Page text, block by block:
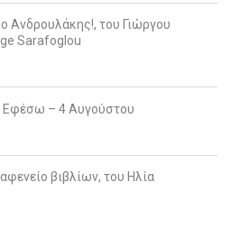
Ανδρουλάκης!, του Γιώργου
Sarafoglou
Εφέσω – 4 Αυγούστου
βιβλίων, του Ηλία